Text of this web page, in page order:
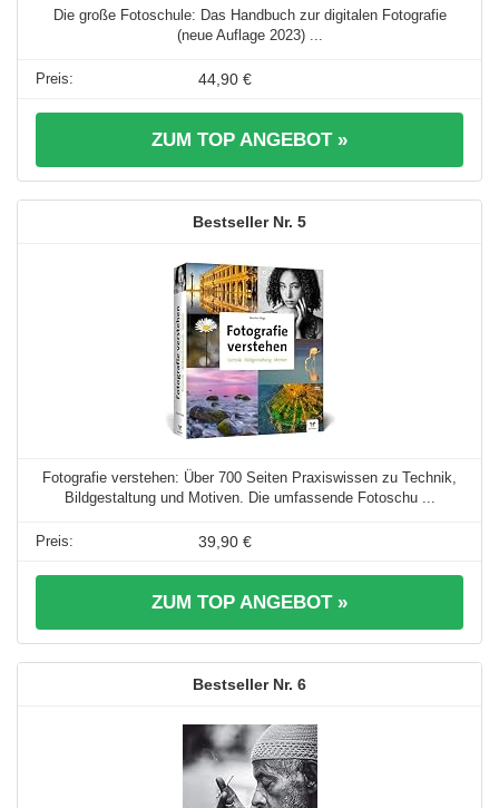
Die große Fotoschule: Das Handbuch zur digitalen Fotografie
(neue Auflage 2023) ...
44,90 €
ZUM TOP ANGEBOT »
5
Fotografie verstehen: Über 700 Seiten Praxiswissen zu Technik,
Bildgestaltung und Motiven. Die umfassende Fotoschu ...
39,90 €
ZUM TOP ANGEBOT »
6